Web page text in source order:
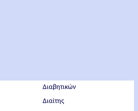
Διαβητικών
Διαίτης